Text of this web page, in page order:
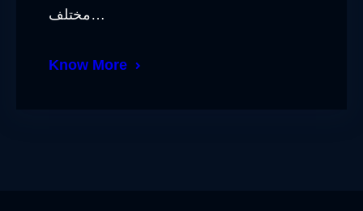
مختلف…
Know More